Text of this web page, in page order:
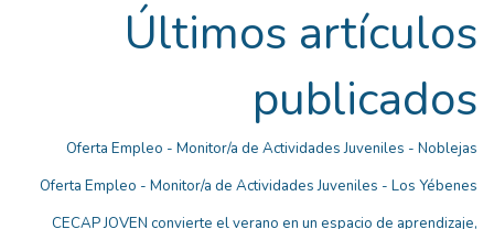
Últimos artículos
publicados
Oferta Empleo - Monitor/a de Actividades Juveniles - Noblejas
Oferta Empleo - Monitor/a de Actividades Juveniles - Los Yébenes
CECAP JOVEN convierte el verano en un espacio de aprendizaje,